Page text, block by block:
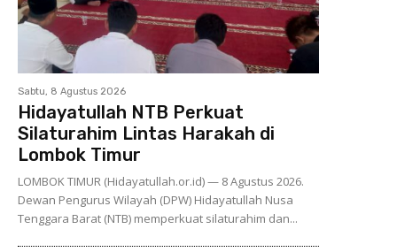
Sabtu, 8 Agustus 2026
Hidayatullah NTB Perkuat
Silaturahim Lintas Harakah di
Lombok Timur
LOMBOK TIMUR (Hidayatullah.or.id) — 8 Agustus 2026.
Dewan Pengurus Wilayah (DPW) Hidayatullah Nusa
Tenggara Barat (NTB) memperkuat silaturahim dan...